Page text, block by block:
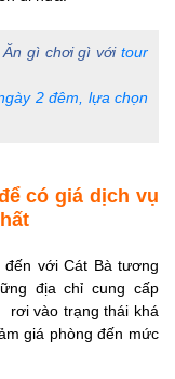
Ăn gì chơi gì vớitour
2 đêm, lựa chọn
có giá dịch vụ
với Cát Bà tương
địa chỉ cung cấp
rơi vào trạng thái khá
giá phòng đến mức